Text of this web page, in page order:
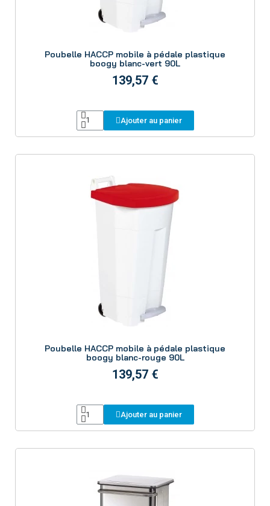
Poubelle HACCP mobile à pédale plastique
boogy blanc-vert 90L
139,57 €
Ajouter au panier
Poubelle HACCP mobile à pédale plastique
boogy blanc-rouge 90L
139,57 €
Ajouter au panier